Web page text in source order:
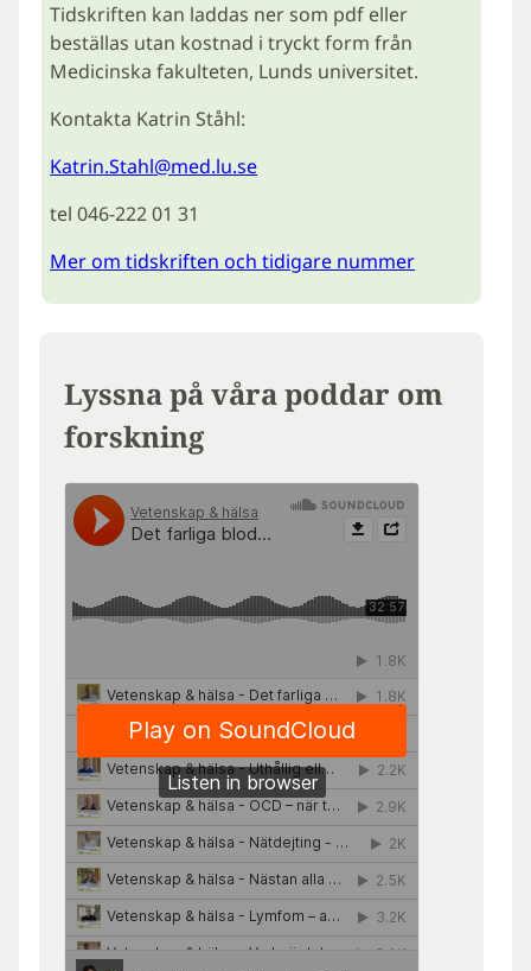
Tidskriften kan laddas ner som pdf eller
beställas utan kostnad i tryckt form från
Medicinska fakulteten, Lunds universitet.
Kontakta Katrin Ståhl:
Katrin.Stahl@med.lu.se
tel 046-222 01 31
Mer om tidskriften och tidigare nummer
Lyssna på våra poddar om
forskning